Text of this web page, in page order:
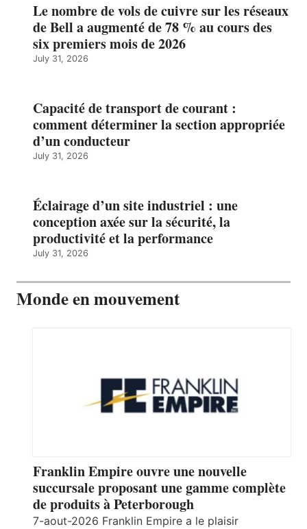
Le nombre de vols de cuivre sur les réseaux
de Bell a augmenté de 78 % au cours des
six premiers mois de 2026
July 31, 2026
Capacité de transport de courant :
comment déterminer la section appropriée
d’un conducteur
July 31, 2026
Éclairage d’un site industriel : une
conception axée sur la sécurité, la
productivité et la performance
July 31, 2026
Monde en mouvement
Franklin Empire ouvre une nouvelle
succursale proposant une gamme complète
de produits à Peterborough
7-aout-2026 Franklin Empire a le plaisir